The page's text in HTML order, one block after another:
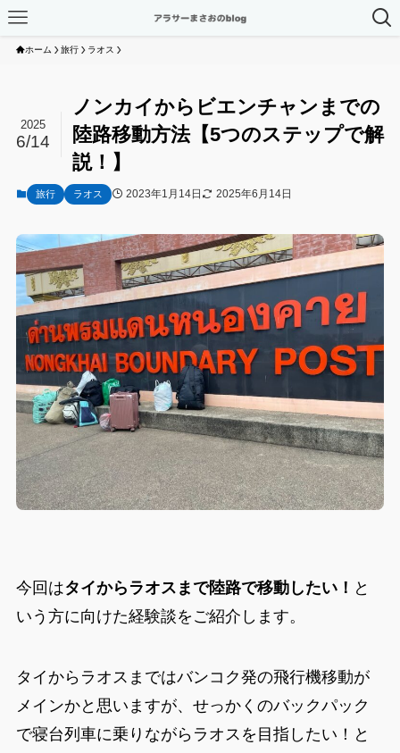
ホーム 旅行 ラオス
ノンカイからビエンチャンまでの
陸路移動方法【5つのステップで解
説！】
2025
6/14
旅行 ラオス 2023年1月14日 2025年6月14日
今回はタイからラオスまで陸路で移動したい！ と
いう方に向けた経験談をご紹介します。
タイからラオスまではバンコク発の飛行機移動が
メインかと思いますが、せっかくのバックパック
で寝台列車に乗りながらラオスを目指したい！と